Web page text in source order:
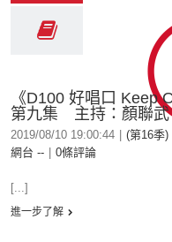
《D100 好唱口 Keep
第九集 主持：顏聯
2019/08/10 19:00:44 (第16季)
網台 --
0條評論
[...]
進一步了解